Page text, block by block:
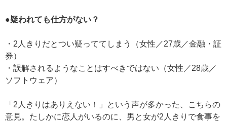
●疑われても仕方がない？
・2人きりだとつい疑っててしまう（女性／27歳／金融・証
券）
・誤解されるようなことはすべきではない（女性／28歳／
ソフトウェア）
「2人きりはありえない！」という声が多かった、こちらの
意見。たしかに恋人がいるのに、男と女が2人きりで食事を